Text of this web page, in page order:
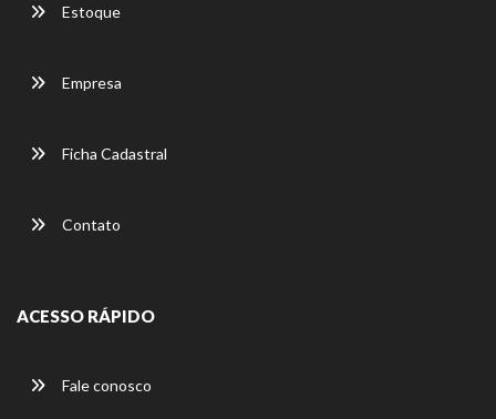
Estoque
Empresa
Ficha Cadastral
Contato
ACESSO RÁPIDO
Fale conosco